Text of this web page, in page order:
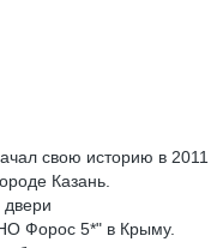
свою историю в 2011
Казань.
двери
Форос 5*" в Крыму.